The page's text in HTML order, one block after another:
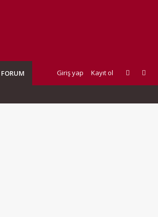
FORUM Giriş yap Kayıt ol